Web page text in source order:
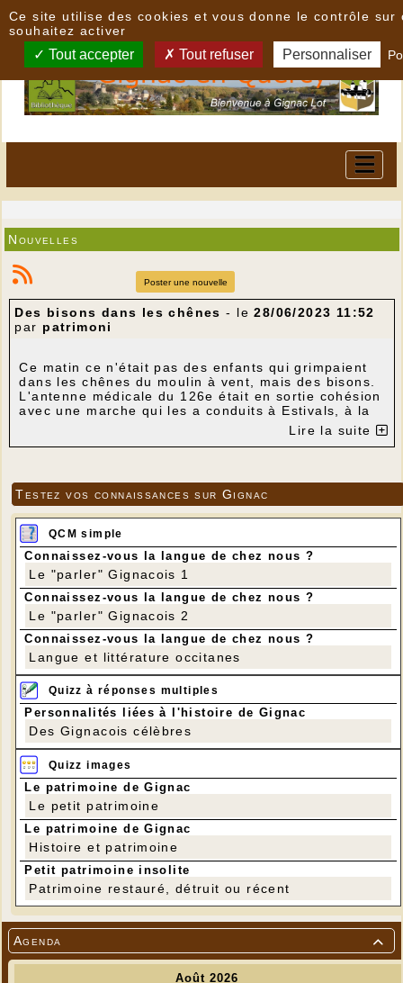

Agenda
Nouvelles
Poster une nouvelle
Des bisons dans les chênes - le28/06/2023 11:52
par patrimoni
Ce matin ce n'était pas des enfants qui grimpaient
dans les chênes du moulin à vent, mais des bisons.
L'antenne médicale du 126e était en sortie cohésion
avec une marche qui les a conduits à Estivals, à la
Pierre des Trois Evêques et au moulin. Cerise sur le
gâteau : une visite du moulin et de la maison du
---
Lire la suite
Testez vos connaissances sur Gignac
QCM simple
Connaissez-vous la langue de chez nous ?
Le "parler" Gignacois 1
Connaissez-vous la langue de chez nous ?
Le "parler" Gignacois 2
Connaissez-vous la langue de chez nous ?
Langue et littérature occitanes
Quizz à réponses multiples
Personnalités liées à l'histoire de Gignac
Des Gignacois célèbres
Quizz images
Le patrimoine de Gignac
Le petit patrimoine
Le patrimoine de Gignac
Histoire et patrimoine
Petit patrimoine insolite
Patrimoine restauré, détruit ou récent
Ce site utilise des cookies et vous donne le contrôle sur
souhaitez activer
Tout accepter Tout refuser Personnaliser